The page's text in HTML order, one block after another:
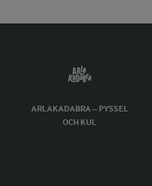
ARLAKADABRA – PYSSEL
OCH KUL